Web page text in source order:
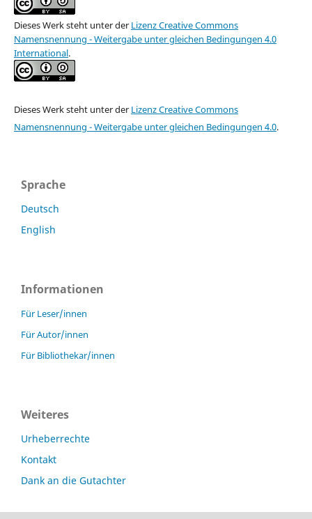
Dieses Werk steht unter der Lizenz Creative Commons
Namensnennung - Weitergabe unter gleichen Bedingungen 4.0
International.
Dieses Werk steht unter der Lizenz Creative Commons
Namensnennung - Weitergabe unter gleichen Bedingungen 4.0.
Sprache
Deutsch
English
Informationen
Für Leser/innen
Für Autor/innen
Für Bibliothekar/innen
Weiteres
Urheberrechte
Kontakt
Dank an die Gutachter